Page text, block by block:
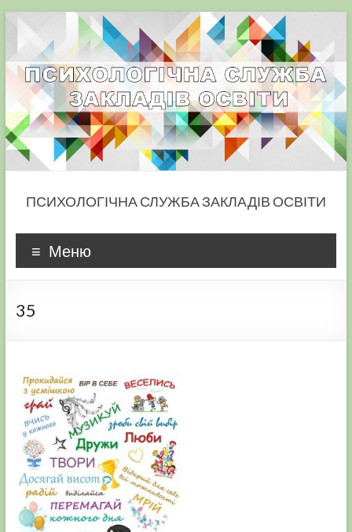
content
ПСИХОЛОГІЧНА СЛУЖБА ЗАКЛАДІВ ОСВІТИ
Меню
35